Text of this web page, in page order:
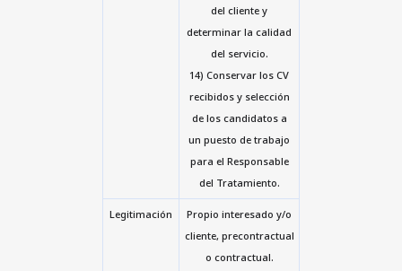
del cliente y
determinar la calidad
del servicio.
14) Conservar los CV
recibidos y selección
de los candidatos a
un puesto de trabajo
para el Responsable
del Tratamiento.
Legitimación
Propio interesado y/o
cliente, precontractual
o contractual.